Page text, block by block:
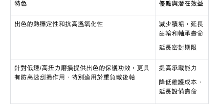
特色 優點與潛在效益
出色的熱穩定性和抗高溫氧化性
減少積垢，延長
齒輪和軸承壽命
延長密封期限
針對低速/高扭力磨損提供出色的保護功效，更具
有防高速刮損作用，特別適用於重負載後軸
提高承載能力
降低維護成本，
延長設備壽命